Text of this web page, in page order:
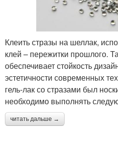
Клеить стразы на шеллак,
клей – пережитки прошлого.
обеспечивает стойкость
эстетичности современных
гель-лак со стразами был
необходимо выполнять
читать дальше →